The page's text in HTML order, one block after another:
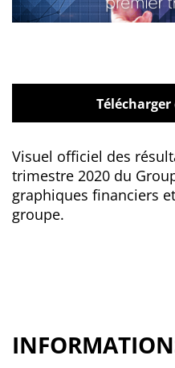
Visuel officiel des
trimestre 2020 du
graphiques financiers
groupe.